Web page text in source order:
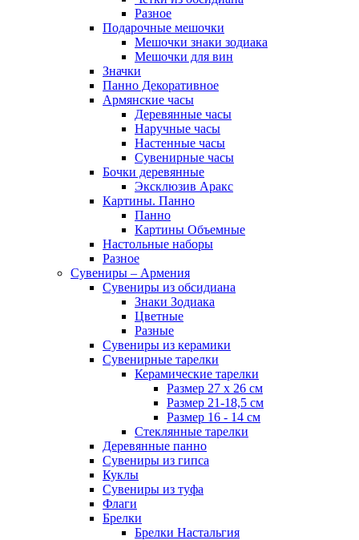
Разное
Подарочные мешочки
Мешочки знаки зодиака
Мешочки для вин
Значки
Панно Декоративное
Армянские часы
Деревянные часы
Наручные часы
Настенные часы
Сувенирные часы
Бочки деревянные
Эксклюзив Аракс
Картины. Панно
Панно
Картины Объемные
Настольные наборы
Разное
Сувениры – Армения
Сувениры из обсидиана
Знаки Зодиака
Цветные
Разные
Сувениры из керамики
Сувенирные тарелки
Керамические тарелки
Размер 27 х 26 см
Размер 21-18,5 см
Размер 16 - 14 см
Стеклянные тарелки
Деревянные панно
Сувениры из гипса
Куклы
Сувениры из туфа
Флаги
Брелки
Брелки Настальгия